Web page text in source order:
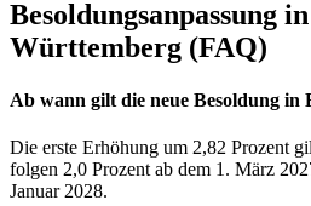
Besoldungsanpassung
Württemberg (FAQ)
Ab wann gilt die neue Besoldung in
Die erste Erhöhung um 2,82 Prozent
folgen 2,0 Prozent ab dem 1. März
Januar 2028.